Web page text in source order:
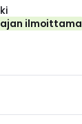
ilmoittama